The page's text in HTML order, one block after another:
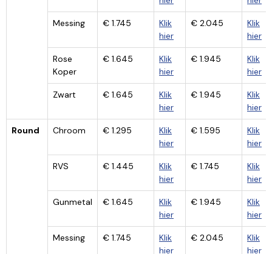
Messing € 1.745
Klik
hier
€ 2.045
Klik
hier
Rose
Koper
€ 1.645
Klik
hier
€ 1.945
Klik
hier
Zwart € 1.645
Klik
hier
€ 1.945
Klik
hier
Round Chroom € 1.295
Klik
hier
€ 1.595
Klik
hier
RVS € 1.445
Klik
hier
€ 1.745
Klik
hier
Gunmetal € 1.645
Klik
hier
€ 1.945
Klik
hier
Messing € 1.745
Klik
hier
€ 2.045
Klik
hier